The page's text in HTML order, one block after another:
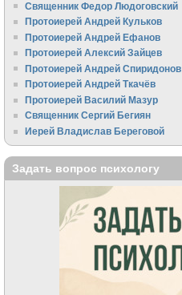
Священник Федор Людоговский
Протоиерей Андрей Кульков
Протоиерей Андрей Ефанов
Протоиерей Алексий Зайцев
Протоиерей Андрей Спиридонов
Протоиерей Андрей Ткачёв
Протоиерей Василий Мазур
Священник Сергий Бегиян
Иерей Владислав Береговой
Задать вопрос психологу